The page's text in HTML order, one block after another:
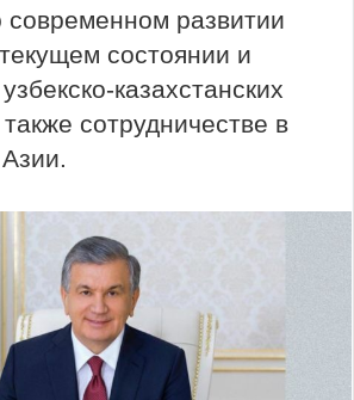
современном развитии
состоянии и
казахстанских
сотрудничестве в